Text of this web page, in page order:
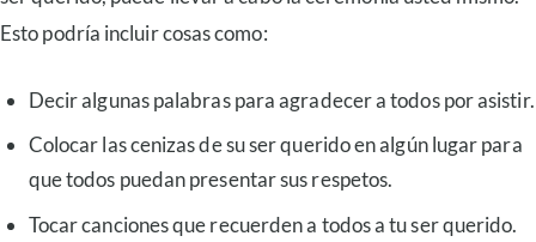
Esto podría incluir cosas como:
Decir algunas palabras para agradecer a todos por asistir.
Colocar las cenizas de su ser querido en algún lugar para
que todos puedan presentar sus respetos.
Tocar canciones que recuerden a todos a tu ser querido.